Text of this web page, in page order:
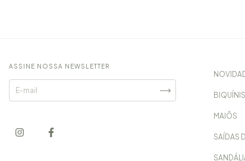
ASSINE NOSSA NEWSLETTER
BIQUÍNIS
MAIÔS
SAÍDAS